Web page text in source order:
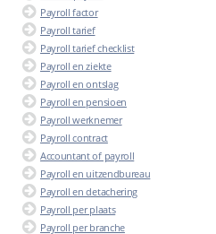
Payroll factor
Payroll tarief
Payroll tarief checklist
Payroll en ziekte
Payroll en ontslag
Payroll en pensioen
Payroll werknemer
Payroll contract
Accountant of payroll
Payroll en uitzendbureau
Payroll en detachering
Payroll per plaats
Payroll per branche